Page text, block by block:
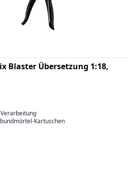
Blaster Übersetzung 1:18,
Kartuschen